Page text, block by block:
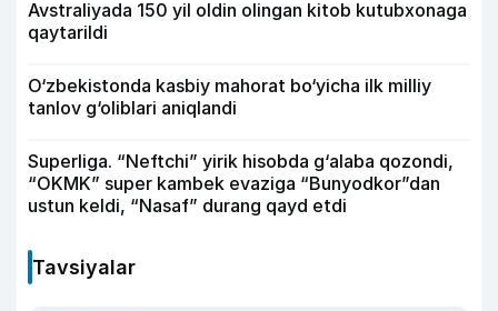
Avstraliyada 150 yil oldin olingan kitob kutubxonaga
qaytarildi
O‘zbekistonda kasbiy mahorat bo‘yicha ilk milliy
tanlov g‘oliblari aniqlandi
Superliga. “Neftchi” yirik hisobda g‘alaba qozondi,
“OKMK” super kambek evaziga “Bunyodkor”dan
ustun keldi, “Nasaf” durang qayd etdi
Tavsiyalar